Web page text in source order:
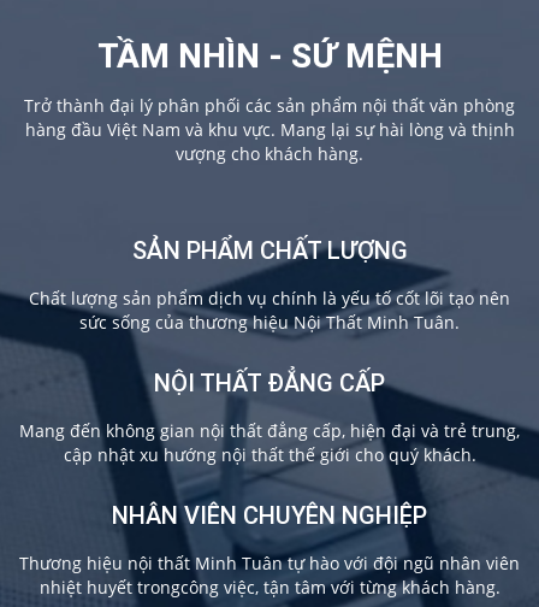
TẦM NHÌN - SỨ MỆNH
Trở thành đại lý phân phối các sản phẩm nội thất văn phòng
hàng đầu Việt Nam và khu vực. Mang lại sự hài lòng và thịnh
vượng cho khách hàng.
SẢN PHẨM CHẤT LƯỢNG
Chất lượng sản phẩm dịch vụ chính là yếu tố cốt lõi tạo nên
sức sống của thương hiệu Nội Thất Minh Tuân.
NỘI THẤT ĐẲNG CẤP
Mang đến không gian nội thất đẳng cấp, hiện đại và trẻ trung,
cập nhật xu hướng nội thất thế giới cho quý khách.
NHÂN VIÊN CHUYÊN NGHIỆP
Thương hiệu nội thất Minh Tuân tự hào với đội ngũ nhân viên
nhiệt huyết trongcông việc, tận tâm với từng khách hàng.